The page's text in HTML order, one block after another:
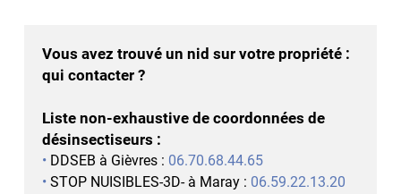
Vous avez trouvé un nid sur votre propriété :
qui contacter ?
Liste non-exhaustive de coordonnées de
désinsectiseurs :
•DDSEB à Gièvres : 06.70.68.44.65
•STOP NUISIBLES-3D- à Maray : 06.59.22.13.20